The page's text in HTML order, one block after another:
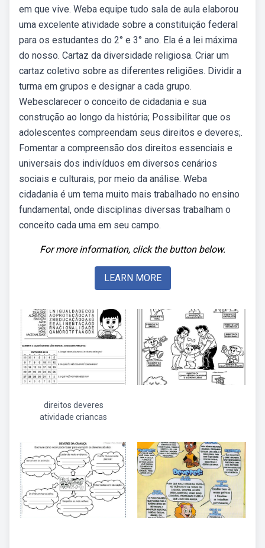
em que vive. Weba equipe tudo sala de aula elaborou
uma excelente atividade sobre a constituição federal
para os estudantes do 2° e 3° ano. Ela é a lei máxima
do nosso. Cartaz da diversidade religiosa. Criar um
cartaz coletivo sobre as diferentes religiões. Dividir a
turma em grupos e designar a cada grupo.
Webesclarecer o conceito de cidadania e sua
construção ao longo da história; Possibilitar que os
adolescentes compreendam seus direitos e deveres;.
Fomentar a compreensão dos direitos essenciais e
universais dos indivíduos em diversos cenários
sociais e culturais, por meio da análise. Weba
cidadania é um tema muito mais trabalhado no ensino
fundamental, onde disciplinas diversas trabalham o
conceito cada uma em seu campo.
For more information, click the button below.
LEARN MORE
direitos deveres
atividade criancas